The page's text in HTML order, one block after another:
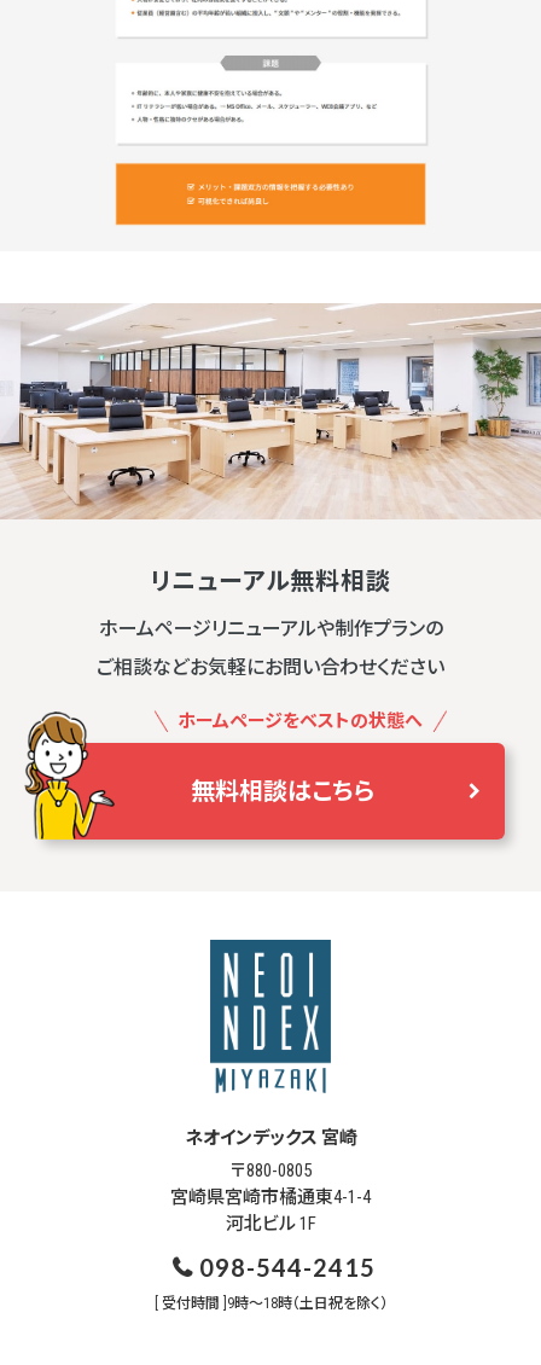
リニューアル無料相談
ホームページリニューアルや制作プランの
ご相談などお気軽にお問い合わせください
ホームページをベストの状態へ
無料相談はこちら
ネオインデックス 宮崎
〒880-0805
宮崎県宮崎市橘通東4-1-4
河北ビル 1F
098-544-2415
[ 受付時間 ]9時～18時（土日祝を除く）